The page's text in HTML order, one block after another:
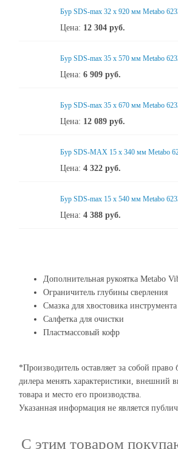
Бур SDS-max 32 x 920 мм Metabo
Цена: 12 304 руб.
Бур SDS-max 35 x 570 мм Metabo
Цена: 6 909 руб.
Бур SDS-max 35 x 670 мм Metabo
Цена: 12 089 руб.
Бур SDS-MAX 15 x 340 мм Metabo
Цена: 4 322 руб.
Бур SDS-max 15 x 540 мм Metabo
Цена: 4 388 руб.
Дополнительная рукоятка Metabo
Ограничитель глубины сверления
Смазка для хвостовика инструмента
Салфетка для очистки
Пластмассовый кофр
*Производитель оставляет за собой право
дилера менять характеристики, внешний
товара и место его производства.
Указанная информация не является
С этим товаром